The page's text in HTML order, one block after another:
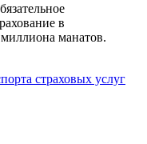
в
манатов.